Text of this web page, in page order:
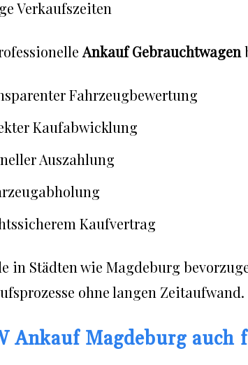
Verkaufszeiten
Ankauf Gebrauchtwagen
Fahrzeugbewertung
Kaufabwicklung
Auszahlung
Kaufvertrag
in Städten wie Magdeburg
ohne langen Zeitaufwand.
Ankauf Magdeburg auch